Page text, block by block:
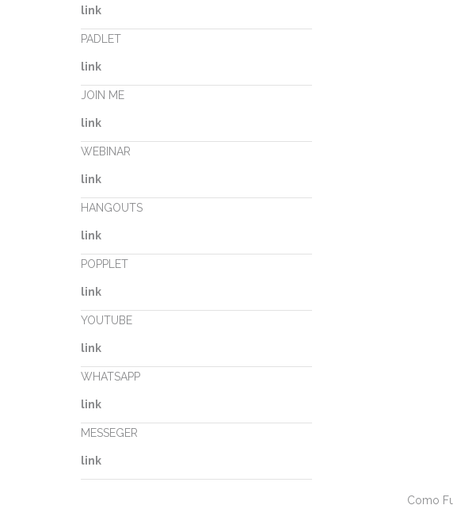
Como
link
PADLET
link
JOIN ME
link
WEBINAR
link
HANGOUTS
link
POPPLET
link
YOUTUBE
link
WHATSAPP
link
MESSEGER
link